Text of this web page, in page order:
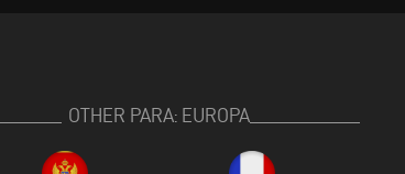
OTHER PARA: EUROPA